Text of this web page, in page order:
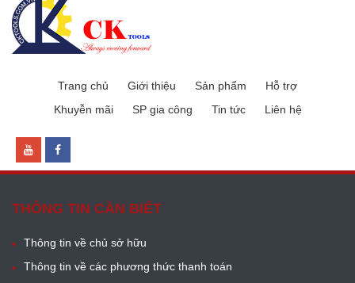
Trang chủ Giới thiệu Sản phẩm
Hỗ trợ
Khuyễn mãi
SP gia công Tin tức Liên hệ
THÔNG TIN CẦN BIẾT
Thông tin về chủ sở hữu
Thông tin về các phương thức thanh toán